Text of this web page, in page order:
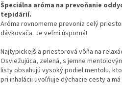
Špeciálna aróma na prevoňanie
tepidárií.
Aróma rovnomerne prevonia celý
dávkovača. Je veľmi úsporná!
Najtypickejšia priestorová vôňa na
Osviežujúca, zelená, s jemne
listy obsahujú vysoký podiel mentolu,
pri inhalácii uvoľňuje dýchacie cesty a